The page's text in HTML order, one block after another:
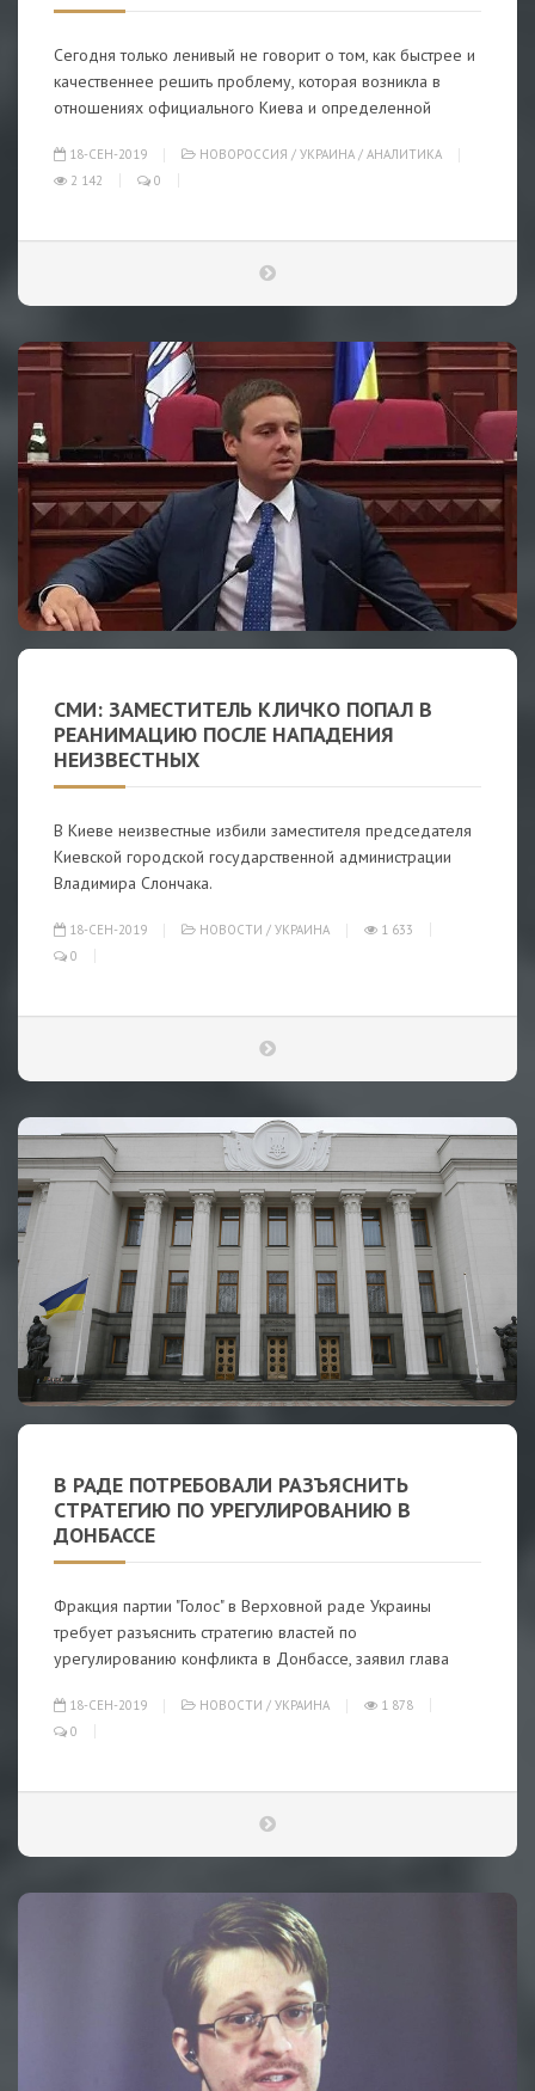
Сегодня только ленивый не говорит о том, как быстрее и
качественнее решить проблему, которая возникла в
отношениях официального Киева и определенной
18-СЕН-2019 НОВОРОССИЯ / УКРАИНА / АНАЛИТИКА
2 142
0
СМИ: ЗАМЕСТИТЕЛЬ КЛИЧКО ПОПАЛ В
РЕАНИМАЦИЮ ПОСЛЕ НАПАДЕНИЯ
НЕИЗВЕСТНЫХ
В Киеве неизвестные избили заместителя председателя
Киевской городской государственной администрации
Владимира Слончака.
18-СЕН-2019 НОВОСТИ / УКРАИНА
1 633
0
В РАДЕ ПОТРЕБОВАЛИ РАЗЪЯСНИТЬ
СТРАТЕГИЮ ПО УРЕГУЛИРОВАНИЮ В
ДОНБАССЕ
Фракция партии "Голос" в Верховной раде Украины
требует разъяснить стратегию властей по
урегулированию конфликта в Донбассе, заявил глава
18-СЕН-2019 НОВОСТИ / УКРАИНА
1 878
0